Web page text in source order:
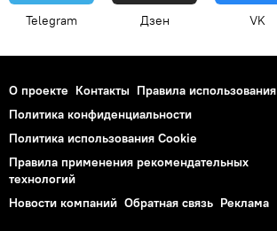
Telegram Дзен VK
О проекте Контакты Правила использования
Политика конфиденциальности
Политика использования Cookie
Правила применения рекомендательных
технологий
Новости компаний Обратная связь Реклама